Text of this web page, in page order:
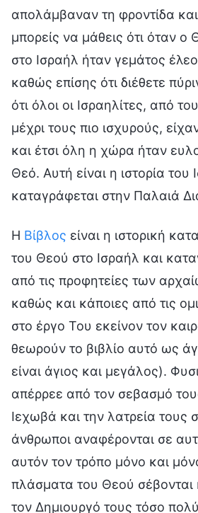
απολάμβαναν τη φροντίδα
μπορείς να μάθεις ότι όταν ο
στο Ισραήλ ήταν γεμάτος
καθώς επίσης ότι διέθετε
ότι όλοι οι Ισραηλίτες, από
μέχρι τους πιο ισχυρούς,
και έτσι όλη η χώρα ήταν
Θεό. Αυτή είναι η ιστορία του
καταγράφεται στην Παλαιά
Η Βίβλος είναι η ιστορική
του Θεού στο Ισραήλ και
από τις προφητείες των
καθώς και κάποιες από τις
στο έργο Του εκείνον τον
θεωρούν το βιβλίο αυτό ως
είναι άγιος και μεγάλος).
απέρρεε από τον σεβασμό
Ιεχωβά και την λατρεία τους
άνθρωποι αναφέρονται σε
αυτόν τον τρόπο μόνο και
πλάσματα του Θεού σέβονται
τον Δημιουργό τους τόσο